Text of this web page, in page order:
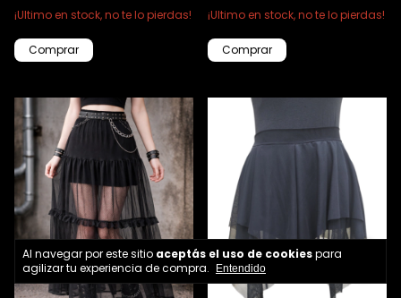
Al navegar por este sitio aceptás el uso de cookiespara
agilizar tu experiencia de compra.
Entendido
¡Ultimo en stock, no te lo pierdas!
Comprar
¡Ultimo en stock, no te lo pierdas!
Comprar